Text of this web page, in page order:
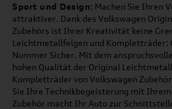
Sport und Design: Machen Sie Ihren
attraktiver. Dank des Volkswagen
Zubehörs ist Ihrer Kreativität keine
Leichtmetallfelgen und Kompletträder:
Nummer Sicher. Mit dem
hohen Qualität der Original
Kompletträder von Volkswagen
Sie Ihre Technikbegeisterung mit Ihrem
Zubehör macht Ihr Auto zur